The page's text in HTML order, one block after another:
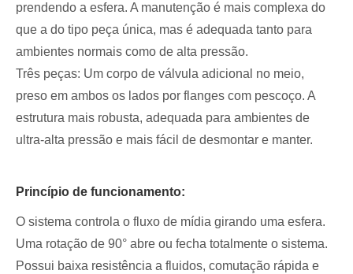
prendendo a esfera. A manutenção é mais complexa do
que a do tipo peça única, mas é adequada tanto para
ambientes normais como de alta pressão.
Três peças: Um corpo de válvula adicional no meio,
preso em ambos os lados por flanges com pescoço. A
estrutura mais robusta, adequada para ambientes de
ultra-alta pressão e mais fácil de desmontar e manter.
Princípio de funcionamento:
O sistema controla o fluxo de mídia girando uma esfera.
Uma rotação de 90° abre ou fecha totalmente o sistema.
Possui baixa resistência a fluidos, comutação rápida e